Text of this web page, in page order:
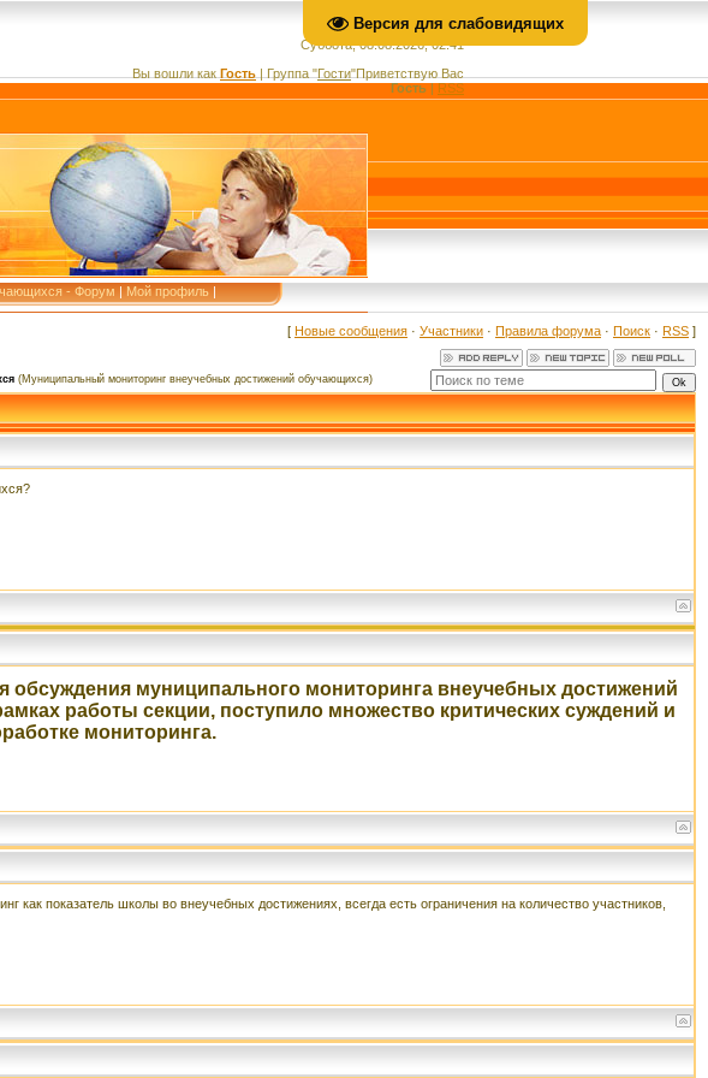
Версия для слабовидящих
Суббота, 08.08.2026, 02:41
Вы вошли как Гость | Группа "Гости"Приветствую Вас
Гость|RSS
- Форум | Мой профиль|
[ Новые сообщения · Участники · Правила форума · Поиск · RSS ]
(Муниципальный мониторинг внеучебных достижений обучающихся)
обсуждения муниципального мониторинга внеучебных достижений
работы секции, поступило множество критических суждений и
мониторинга.
как показатель школы во внеучебных достижениях, всегда есть ограничения на количество участников,